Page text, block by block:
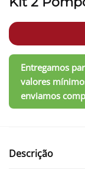
Descrição